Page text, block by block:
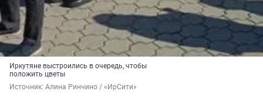
Иркутяне выстроились в очередь, чтобы
положить цветы
Источник: Алина Ринчино / «ИрСити»